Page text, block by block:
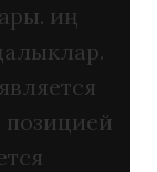
иң
позицией